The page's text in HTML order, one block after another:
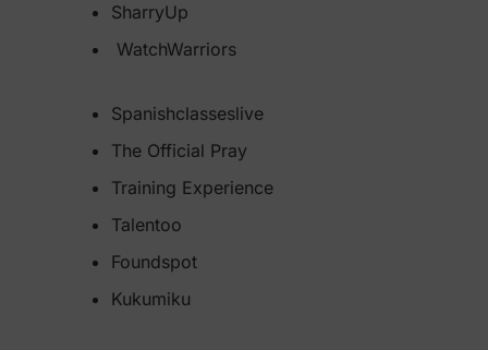
SharryUp
WatchWarriors
Spanishclasseslive
The Official Pray
Training Experience
Talentoo
Foundspot
Kukumiku